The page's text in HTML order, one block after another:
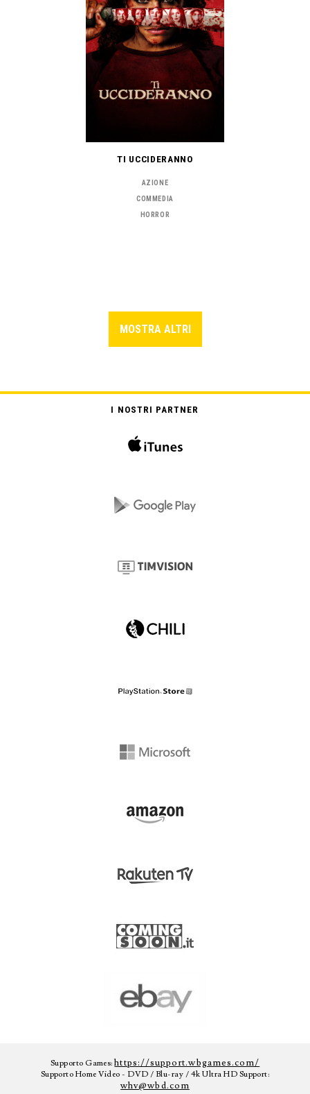
TI UCCIDERANNO
AZIONE
COMMEDIA
HORROR
MOSTRA ALTRI
I NOSTRI PARTNER
Supporto Games:https://support.wbgames.com/
Supporto Home Video - DVD / Blu-ray / 4k Ultra HD Support:
whv@wbd.com